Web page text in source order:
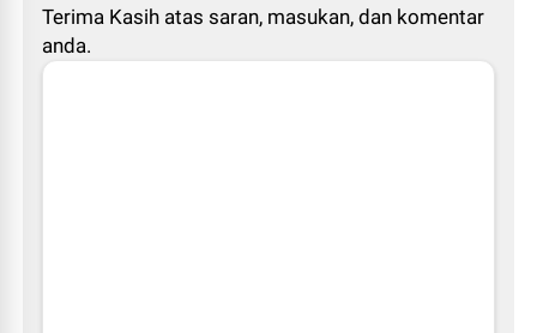
Terima Kasih atas saran, masukan, dan komentar
anda.